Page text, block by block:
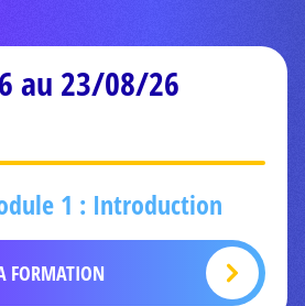
au 23/08/26
1 : Introduction
FORMATION